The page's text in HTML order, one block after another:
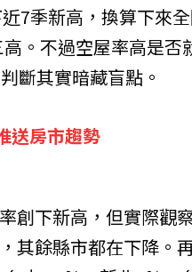
7季新高，換算下來
。不過空屋率高是否
斷其實暗藏盲點。
送房市趨勢
創下新高，但實際觀
其餘縣市都在下降。